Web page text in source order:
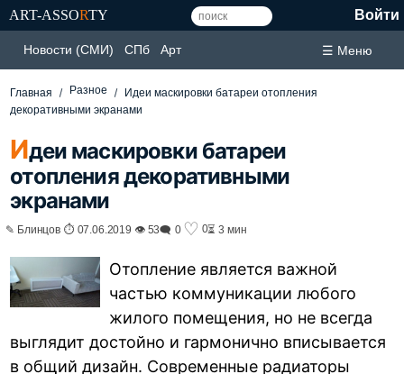
ART-ASSORTY Войти
Новости (СМИ) СПб Арт ☰ Меню
Главная Разное
Идеи маскировки батареи отопления
декоративными экранами
Идеи маскировки батареи
отопления декоративными
экранами
✎ Блинцов ⏱ 07.06.2019 👁 53🗨 0 ♡ 0⏳ 3 мин
Отопление является важной
частью коммуникации любого
жилого помещения, но не всегда
выглядит достойно и гармонично вписывается
в общий дизайн. Современные радиаторы